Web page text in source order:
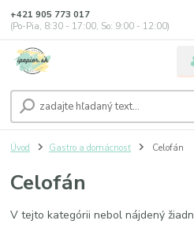
+421 905 773 017
(Po-Pia, 8:30 - 17:00, So: 9:00 - 12:00)
Úvod Gastro a domácnosť Celofán
Celofán
V tejto kategórii nebol nájdený